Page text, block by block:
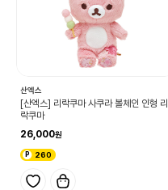
산엑스
[산엑스] 리락쿠마 사쿠라 볼체인 인형 리
락쿠마
26,000
260